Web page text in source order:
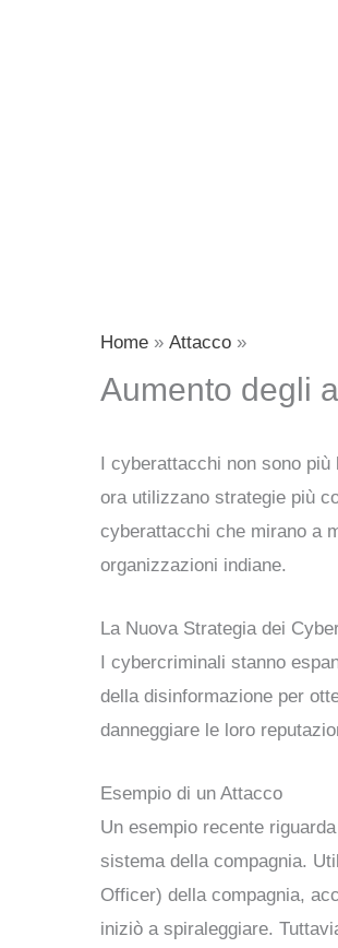
Home Attacco
Aumento degli
I cyberattacchi non sono
ora utilizzano strategie più
cyberattacchi che mirano a
organizzazioni indiane.
La Nuova Strategia dei
I cybercriminali stanno
della disinformazione per
danneggiare le loro
Esempio di un Attacco
Un esempio recente
sistema della compagnia.
Officer) della compagnia,
iniziò a spiraleggiare.